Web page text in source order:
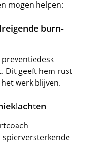
mogen helpen:
burn-
Dit geeft hem rust
werk blijven.
spierversterkende